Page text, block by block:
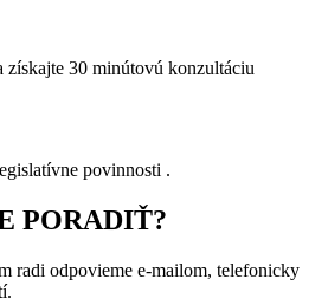
30 minútovú konzultáciu
povinnosti .
PORADIŤ?
radi odpovieme e-mailom, telefonicky